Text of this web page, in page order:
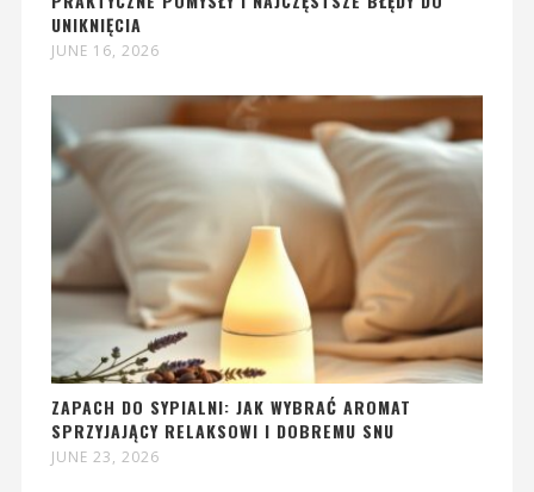
UNIKNIĘCIA
JUNE 16, 2026
ZAPACH DO SYPIALNI: JAK WYBRAĆ AROMAT
SPRZYJAJĄCY RELAKSOWI I DOBREMU SNU
JUNE 23, 2026